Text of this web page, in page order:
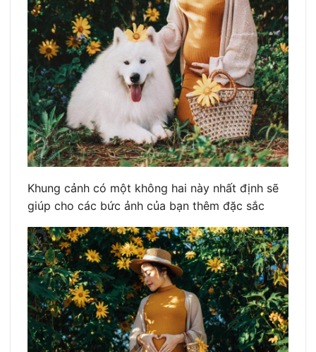
Khung cảnh có một không hai này nhất định sẽ
giúp cho các bức ảnh của bạn thêm đặc sắc